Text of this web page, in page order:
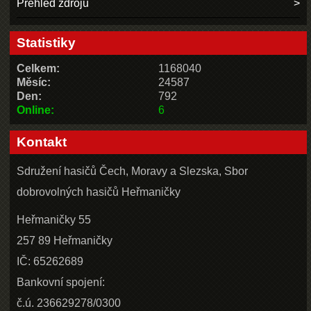
Přehled zdrojů
Statistiky
Online: 6
Celkem:
1168040
Měsíc:
24587
Den:
792
Kontakt
Sdružení hasičů Čech, Moravy a Slezska, Sbor
dobrovolných hasičů Heřmaničky
Heřmaničky 55
257 89 Heřmaničky
IČ: 65262689
Bankovní spojení:
č.ú. 236629278/0300